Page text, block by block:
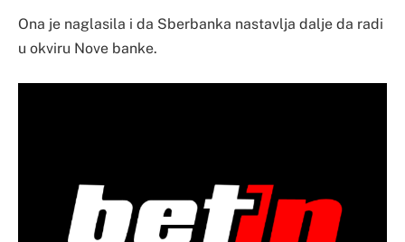
Ona je naglasila i da Sberbanka nastavlja dalje da radi
u okviru Nove banke.